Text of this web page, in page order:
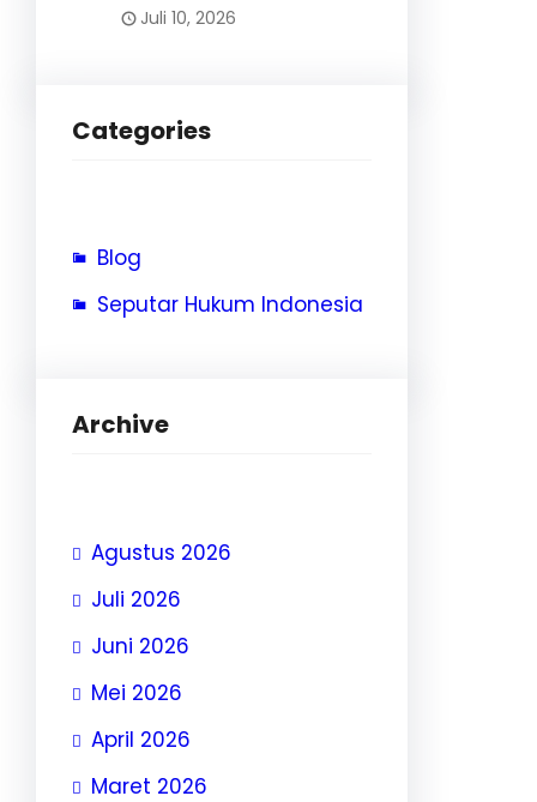
Juli 10, 2026
Categories
Blog
Seputar Hukum Indonesia
Archive
Agustus 2026
Juli 2026
Juni 2026
Mei 2026
April 2026
Maret 2026